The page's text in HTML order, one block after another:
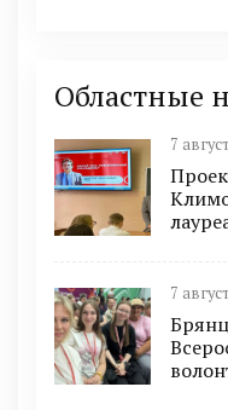
Областные
7
7